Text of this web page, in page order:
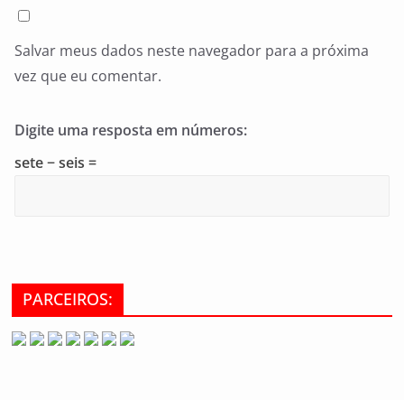
Salvar meus dados neste navegador para a próxima
vez que eu comentar.
Digite uma resposta em números:
sete − seis =
PARCEIROS: